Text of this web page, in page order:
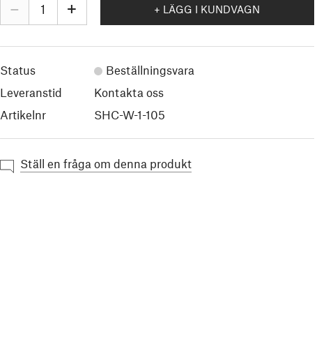
– + + LÄGG I KUNDVAGN
Status
Beställningsvara
Leveranstid
Kontakta oss
Artikelnr
SHC-W-1-105
Ställ en fråga om denna produkt